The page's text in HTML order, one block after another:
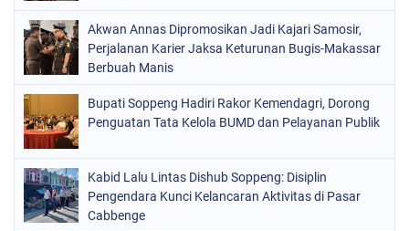
POLITIK
POLRI
SOPPENG (1979)
SULSEL
Akwan Annas Dipromosikan Jadi Kajari Samosir,
Perjalanan Karier Jaksa Keturunan Bugis-Makassar
Berbuah Manis
Bupati Soppeng Hadiri Rakor Kemendagri, Dorong
Penguatan Tata Kelola BUMD dan Pelayanan Publik
Kabid Lalu Lintas Dishub Soppeng: Disiplin
Pengendara Kunci Kelancaran Aktivitas di Pasar
Cabbenge